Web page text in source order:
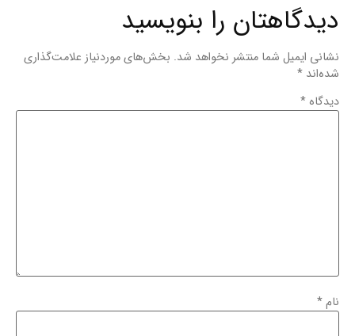
دیدگاهتان را بنویسید
نشانی ایمیل شما منتشر نخواهد شد. بخش‌های موردنیاز علامت‌گذاری
شده‌اند *
دیدگاه *
نام*